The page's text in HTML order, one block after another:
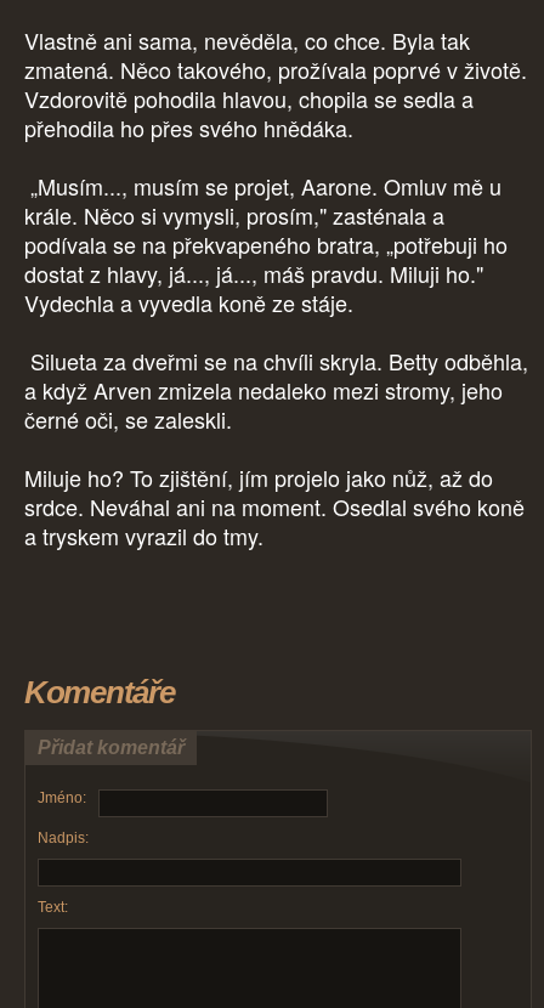
Vlastně ani sama, nevěděla, co chce. Byla tak
zmatená. Něco takového, prožívala poprvé v životě.
Vzdorovitě pohodila hlavou, chopila se sedla a
přehodila ho přes svého hnědáka.
„Musím..., musím se projet, Aarone. Omluv mě u
krále. Něco si vymysli, prosím," zasténala a
podívala se na překvapeného bratra, „potřebuji ho
dostat z hlavy, já..., já..., máš pravdu. Miluji ho."
Vydechla a vyvedla koně ze stáje.
Silueta za dveřmi se na chvíli skryla. Betty odběhla,
a když Arven zmizela nedaleko mezi stromy, jeho
černé oči, se zaleskli.
Miluje ho? To zjištění, jím projelo jako nůž, až do
srdce. Neváhal ani na moment. Osedlal svého koně
a tryskem vyrazil do tmy.
Komentáře
Přidat komentář
Jméno:
Nadpis:
Text: